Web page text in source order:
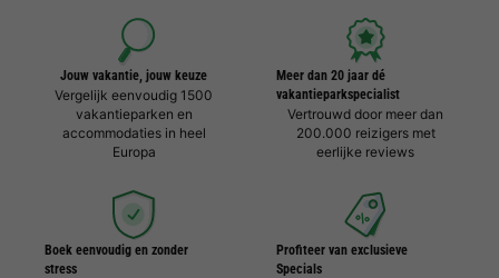
Jouw vakantie, jouw keuze
Vergelijk eenvoudig 1500
vakantieparken en
accommodaties in heel
Europa
Meer dan 20 jaar dé
vakantieparkspecialist
Vertrouwd door meer dan
200.000 reizigers met
eerlijke reviews
Boek eenvoudig en zonder
stress
Profiteer van exclusieve
Specials